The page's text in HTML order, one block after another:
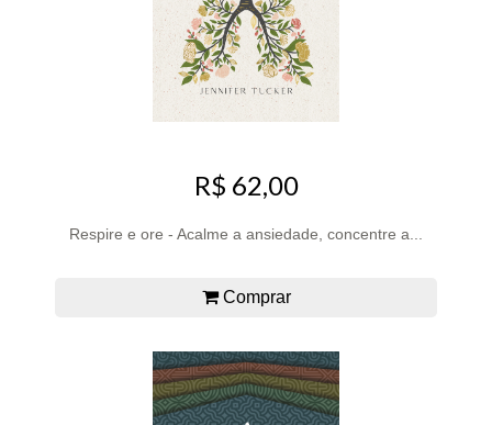
R$ 62,00
Respire e ore - Acalme a ansiedade, concentre a...
Comprar